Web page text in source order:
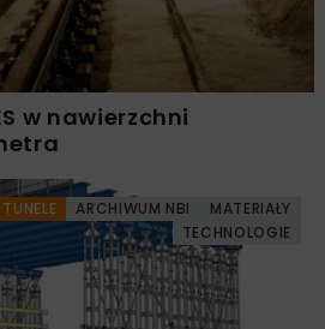
w nawierzchni
TUNELE ARCHIWUM NBI
MATERIAŁY
TECHNOLOGIE